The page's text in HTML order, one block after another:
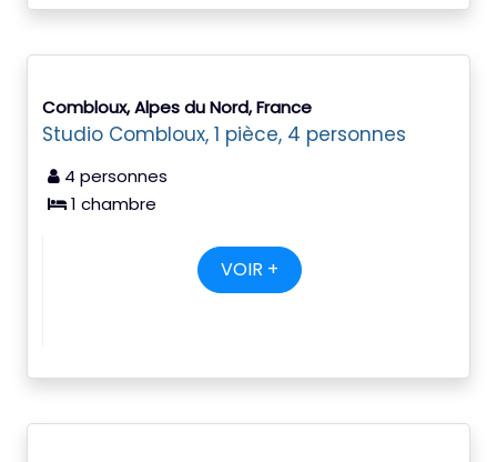
Combloux, Alpes du Nord, France
Studio Combloux, 1 pièce, 4 personnes
4 personnes
1 chambre
VOIR +